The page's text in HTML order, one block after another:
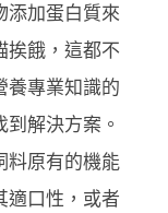
添加蛋白質來
挨餓，這都不
養專業知識的
解決方案。
料原有的機能
適口性，或者